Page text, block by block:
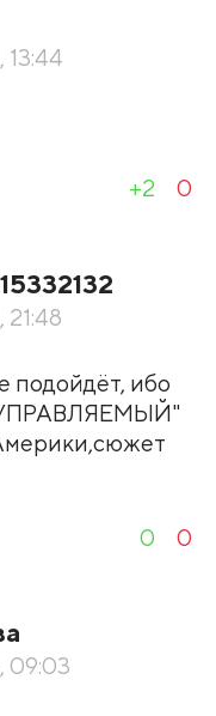
13:44
+2 0
подойдёт, ибо
0 0
09:03